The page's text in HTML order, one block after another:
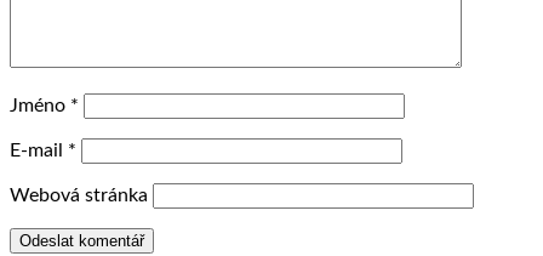
Jméno *
E-mail *
Webová stránka